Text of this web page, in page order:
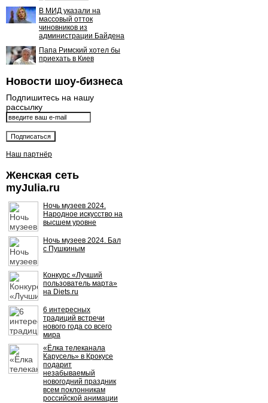
В МИД указали на
массовый отток
чиновников из
администрации Байдена
Папа Римский хотел бы
приехать в Киев
Новости шоу-бизнеса
Подпишитесь на нашу
рассылку
Наш партнёр
Женская сеть
myJulia.ru
Ночь музеев 2024.
Народное искусство на
высшем уровне
Ночь музеев 2024. Бал
с Пушкиным
Конкурс «Лучший
пользователь марта»
на Diets.ru
6 интересных
традиций встречи
нового года со всего
мира
«Ёлка телеканала
Карусель» в Крокусе
подарит
незабываемый
новогодний праздник
всем поклонникам
российской анимации